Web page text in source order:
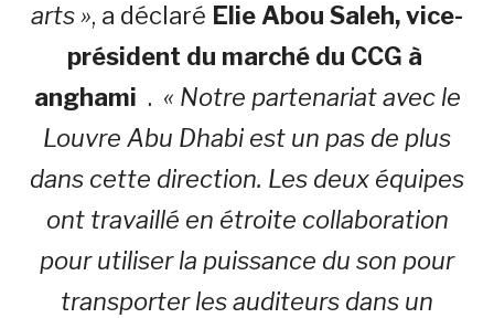
arts », a déclaré Elie Abou Saleh, vice-
président du marché du CCG à
anghami . « Notre partenariat avec le
Louvre Abu Dhabi est un pas de plus
dans cette direction. Les deux équipes
ont travaillé en étroite collaboration
pour utiliser la puissance du son pour
transporter les auditeurs dans un